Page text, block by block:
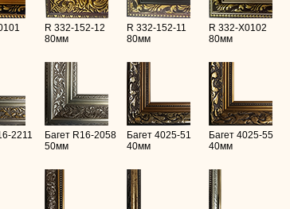
R 332-152-12
80мм
R 332-152-11
80мм
R 332-X0102
80мм
2211
Багет R16-2058
50мм
Багет 4025-51
40мм
Багет 4025-55
40мм